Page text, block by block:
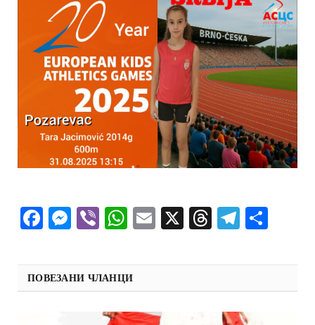
Facebook
Messenger
ViberWhatsApp
Email
X Threads
ПОВЕЗАНИ ЧЛАНЦИ